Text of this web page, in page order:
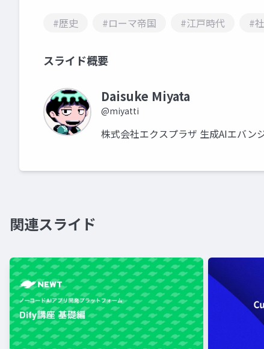
#歴史 #ローマ帝国 #江戸時代 #
スライド概要
Daisuke Miyata
@miyatti
株式会社エクスプラザ 生成AIエバン
関連スライド